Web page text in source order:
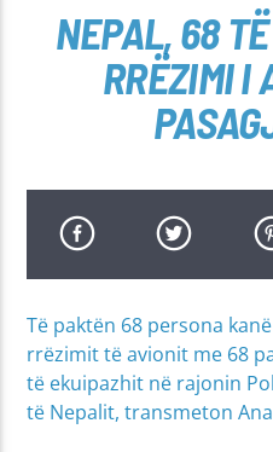
NEPAL, 68
RRËZIMI I
Të paktën 68 persona
rrëzimit të avionit me 68
të ekuipazhit në rajonin
të Nepalit, transmeton